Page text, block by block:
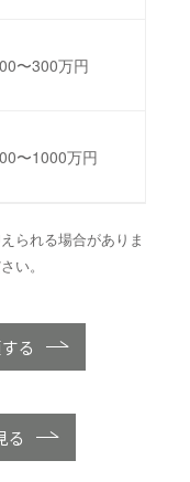
〜300万円
〜1000万円
られる場合がありま
い。
る
る